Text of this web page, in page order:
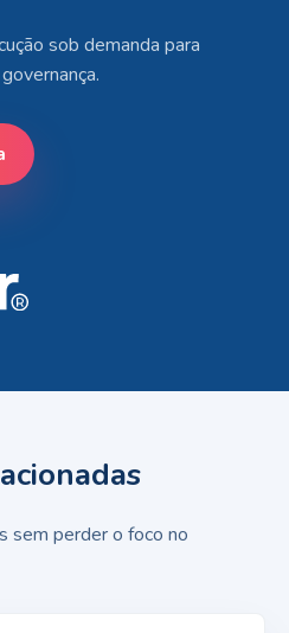
sob demanda para
sem perder o foco no